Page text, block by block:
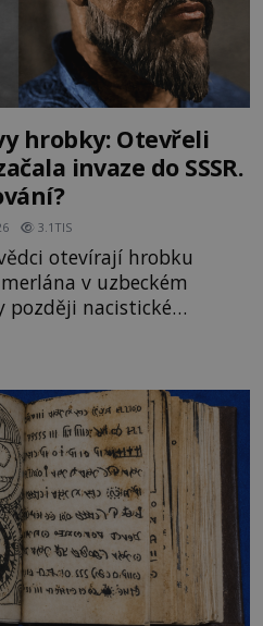
hrobky: Otevřeli
invaze do SSSR.
3.1TIS
otevírají hrobku
v uzbeckém
později nacistické
Barbarossa a napadá
je natolik zarážející, že se
nebo jde jen o fascinující